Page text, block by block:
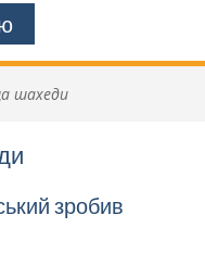
шахеди
зробив